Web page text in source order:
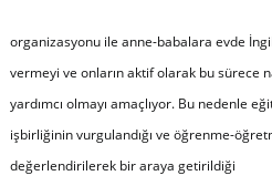
organizasyonu ile anne-babalara evde
vermeyi ve onların aktif olarak bu sürece
yardımcı olmayı amaçlıyor. Bu nedenle
işbirliğinin vurgulandığı ve öğrenme-
değerlendirilerek bir araya getirildiği